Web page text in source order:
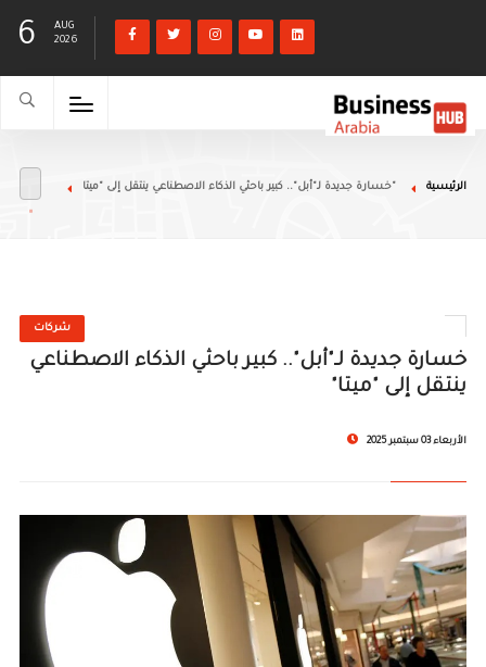
6
AUG
2026
الرئيسية خسارة جديدة لـ"أبل".. كبير باحثي الذكاء الاصطناعي ينتقل إلى "ميتا"
شركات
خسارة جديدة لـ"أبل".. كبير باحثي الذكاء الاصطناعي
ينتقل إلى "ميتا"
الأربعاء 03 سبتمبر 2025